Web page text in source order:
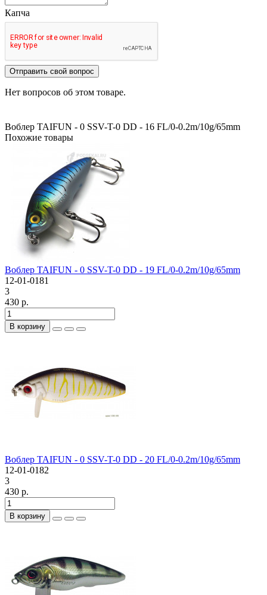
Капча
Отправить свой вопрос
Нет вопросов об этом товаре.
Воблер TAIFUN - 0 SSV-T-0 DD - 16 FL/0-0.2m/10g/65mm
Похожие товары
Воблер TAIFUN - 0 SSV-T-0 DD - 19 FL/0-0.2m/10g/65mm
12-01-0181
3
430 р.
В корзину
Воблер TAIFUN - 0 SSV-T-0 DD - 20 FL/0-0.2m/10g/65mm
12-01-0182
3
430 р.
В корзину